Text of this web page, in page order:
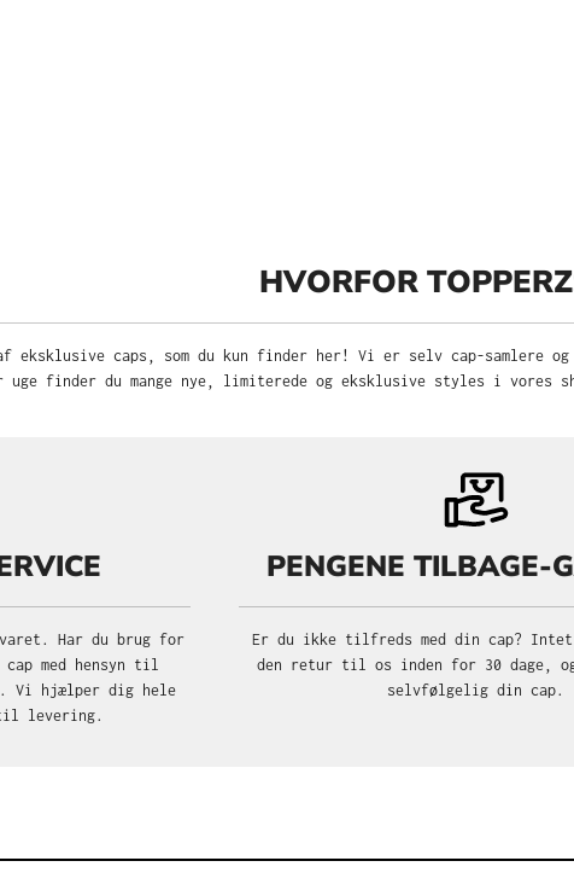
HVORFOR
af eksklusive caps, som du kun finder her! Vi er selv cap-
uge finder du mange nye, limiterede og eksklusive styles i
Har du brug for
med hensyn til
Vi hjælper dig hele
levering.
PENGENE TILBAGE-
Er du ikke tilfreds med din cap? Intet
den retur til os inden for 30 dage,
selvfølgelig din cap.